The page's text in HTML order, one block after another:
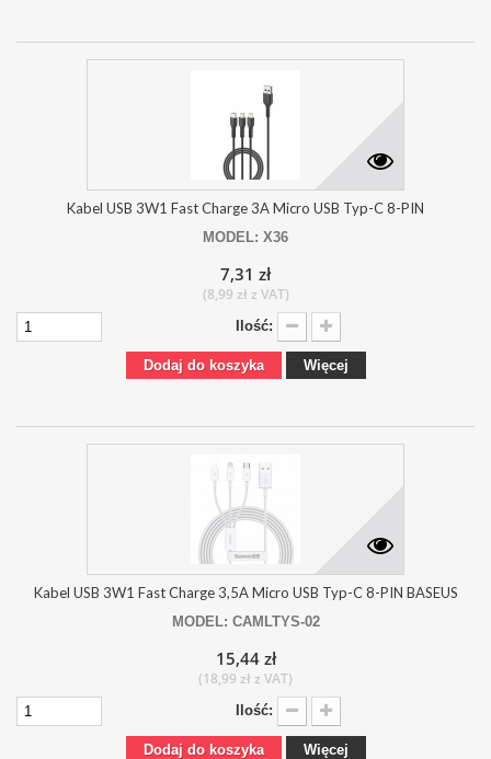
Kabel USB 3W1 Fast Charge 3A Micro USB Typ-C 8-PIN
MODEL: X36
7,31 zł
(8,99 zł z VAT)
Ilość:
Dodaj do koszyka Więcej
Kabel USB 3W1 Fast Charge 3,5A Micro USB Typ-C 8-PIN BASEUS
MODEL: CAMLTYS-02
15,44 zł
(18,99 zł z VAT)
Ilość:
Dodaj do koszyka Więcej